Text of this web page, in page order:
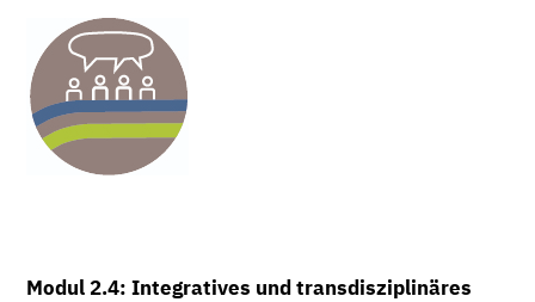
Modul 2.4: Integratives und transdisziplinäres